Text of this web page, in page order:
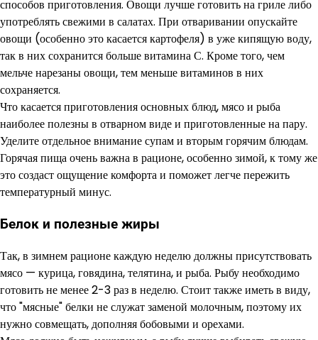
способов приготовления. Овощи лучше готовить на гриле либо
употреблять свежими в салатах. При отваривании опускайте
овощи (особенно это касается картофеля) в уже кипящую воду,
так в них сохранится больше витамина С. Кроме того, чем
мельче нарезаны овощи, тем меньше витаминов в них
сохраняется.
Что касается приготовления основных блюд, мясо и рыба
наиболее полезны в отварном виде и приготовленные на пару.
Уделите отдельное внимание супам и вторым горячим блюдам.
Горячая пища очень важна в рационе, особенно зимой, к тому же
это создаст ощущение комфорта и поможет легче пережить
температурный минус.
Белок и полезные жиры
Так, в зимнем рационе каждую неделю должны присутствовать
мясо — курица, говядина, телятина, и рыба. Рыбу необходимо
готовить не менее 2-3 раз в неделю. Стоит также иметь в виду,
что "мясные" белки не служат заменой молочным, поэтому их
нужно совмещать, дополняя бобовыми и орехами.